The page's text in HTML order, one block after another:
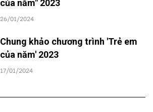
của năm" 2023
26/01/2024
Chung khảo chương trình 'Trẻ em
của năm' 2023
17/01/2024